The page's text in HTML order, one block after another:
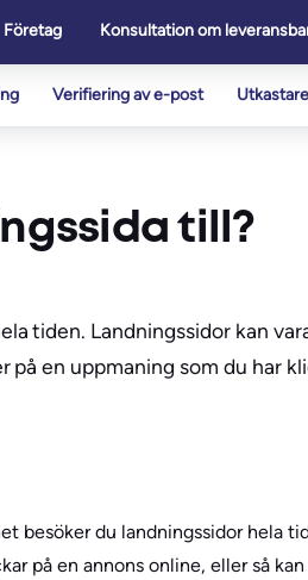
Företag Konsultation om
Verifiering av e-post Utkastare
till?
tiden. Landningssidor kan
på en uppmaning som du har
besöker du landningssidor hela
på en annons online, eller så